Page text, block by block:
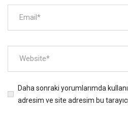
Daha sonraki yorumlarımda
adresim ve site adresim bu